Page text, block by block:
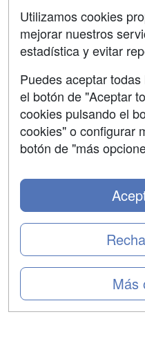
Contactar
Confidencialidad
Aviso legal
Copyleft
Utilizamos cookies
mejorar nuestros
estadística y evitar
Puedes aceptar
el botón de "Aceptar
cookies pulsando el
cookies" o configurar
botón de "más
Más